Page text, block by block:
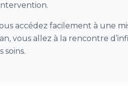
accédez facilement à une
vous allez à la rencontre
soins.